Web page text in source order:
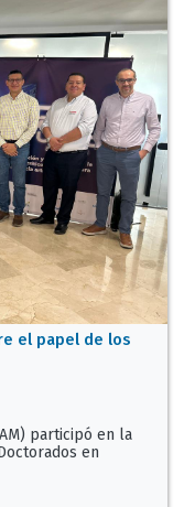
el papel de los
participó en la
en